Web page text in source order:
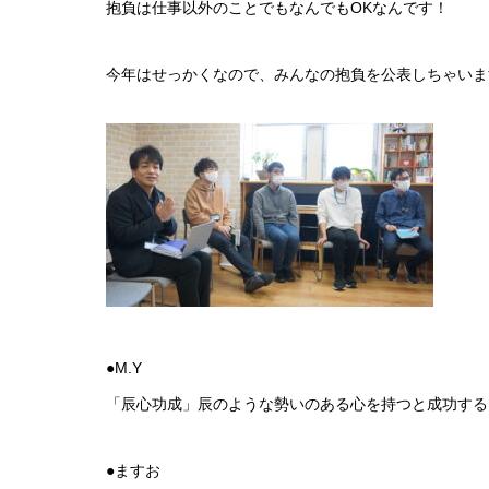
抱負は仕事以外のことでもなんでもOKなんです！
今年はせっかくなので、みんなの抱負を公表しちゃい
●M.Y
「辰心功成」辰のような勢いのある心を持つと成功す
●ますお